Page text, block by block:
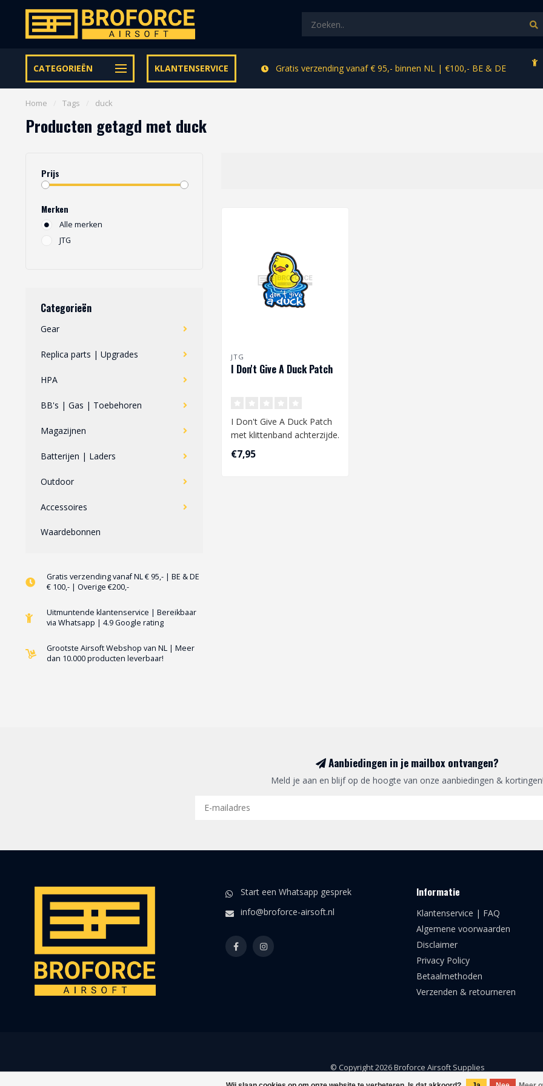
CATEGORIEËN KLANTENSERVICE
Let op onze speciale Facebook/Instagram aanbiedingen Gratis verzending vanaf € 95,- binnen NL | €100,- BE & DE
Home Tags duck
Producten getagd met duck
Prijs
Merken
Alle merken
JTG
Categorieën
Gear
Replica parts | Upgrades
HPA
BB's | Gas | Toebehoren
Magazijnen
Batterijen | Laders
Outdoor
Accessoires
Waardebonnen
Gratis verzending vanaf NL € 95,- | BE & DE
€ 100,- | Overige €200,-
Uitmuntende klantenservice | Bereikbaar
via Whatsapp | 4.9 Google rating
Grootste Airsoft Webshop van NL | Meer
dan 10.000 producten leverbaar!
JTG
I Don't Give A Duck Patch
I Don't Give A Duck Patch
met klittenband achterzijde.
Afmetingen: 65 x 75 m..
€7,95
Aanbiedingen in je mailbox ontvangen?
Meld je aan en blijf op de hoogte van onze aanbiedingen & kortingen!
Start een Whatsapp gesprek
info@broforce-airsoft.nl
Informatie
Klantenservice | FAQ
Algemene voorwaarden
Disclaimer
Privacy Policy
Betaalmethoden
Verzenden & retourneren
© Copyright 2026 Broforce Airsoft Supplies